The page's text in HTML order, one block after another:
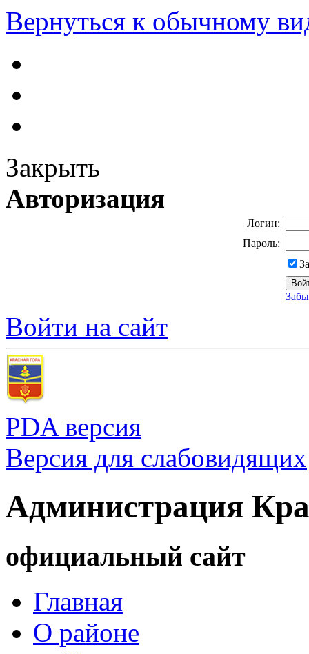
Вернуться к обычному
Закрыть
Авторизация
Логин:
Пароль:
Войти на сайт
PDA версия
Версия для слабовидящих
Администрация
официальный сайт
Главная
О районе